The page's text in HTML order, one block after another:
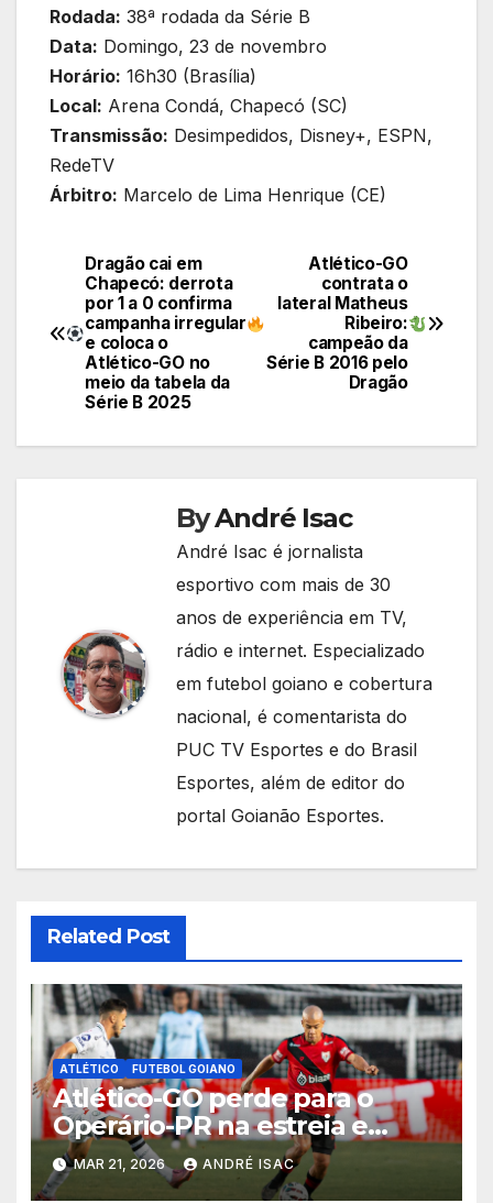
Rodada: 38ª rodada da Série B
Data: Domingo, 23 de novembro
Horário: 16h30 (Brasília)
Local: Arena Condá, Chapecó (SC)
Transmissão: Desimpedidos, Disney+, ESPN,
RedeTV
Árbitro: Marcelo de Lima Henrique (CE)
Navegação
de
Post
Atlético-GO
contrata o
lateral Matheus
Ribeiro:
campeão da
Série B 2016 pelo
Dragão
Dragão cai em
Chapecó: derrota
por 1 a 0 confirma
campanha irregular
e coloca o
Atlético-GO no
meio da tabela da
Série B 2025
ByAndré Isac
André Isac é jornalista
esportivo com mais de 30
anos de experiência em TV,
rádio e internet. Especializado
em futebol goiano e cobertura
nacional, é comentarista do
PUC TV Esportes e do Brasil
Esportes, além de editor do
portal Goianão Esportes.
Related Post
ATLÉTICO FUTEBOL GOIANO
Atlético-GO perde para o
Operário-PR na estreia e
começa sob pressão a Série B
2026
MAR 21, 2026 ANDRÉ ISAC